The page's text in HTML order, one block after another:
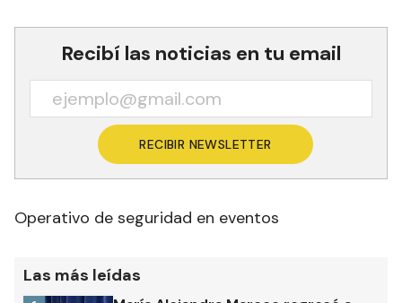
Recibí las noticias en tu email
RECIBIR NEWSLETTER
Operativo de seguridad en eventos
Las más leídas